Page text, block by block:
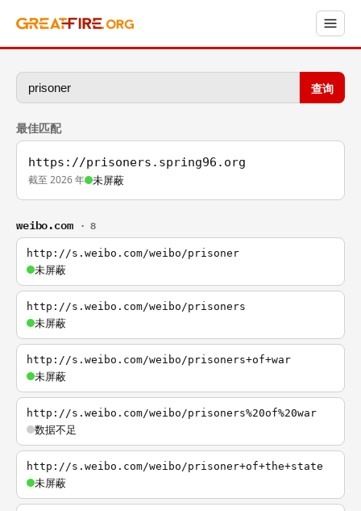
查询
最佳匹配
https://prisoners.spring96.org
截至 2026 年 未屏蔽
weibo.com · 8
http://s.weibo.com/weibo/prisoner
未屏蔽
http://s.weibo.com/weibo/prisoners
未屏蔽
http://s.weibo.com/weibo/prisoners+of+war
未屏蔽
http://s.weibo.com/weibo/prisoners%20of%20war
数据不足
http://s.weibo.com/weibo/prisoner+of+the+state
未屏蔽